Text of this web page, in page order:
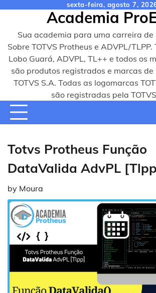
content
sexta-feira, agosto 7,
Academia
Sua academia para uma carreira de
Sobre TOTVS Protheus e ADVPL/TLPP.
Lobo Guará, ADVPL, TL++ e todos os
são produtos registrados e marcas
TOTVS S.A. Todas as logomarcas
são registradas pela
Totvs Protheus Função
DataValida AdvPL
by Moura